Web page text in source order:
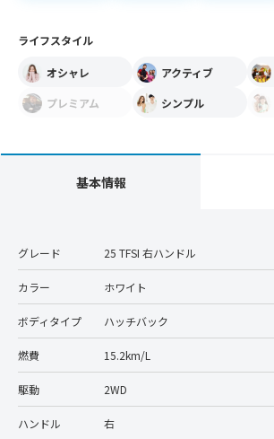
ライフスタイル
オシャレ アクティブ
プレミアム
シンプル
基本情報
グレード 25 TFSI 右ハンドル
カラー ホワイト
ボディタイプ ハッチバック
燃費 15.2km/L
駆動 2WD
ハンドル 右